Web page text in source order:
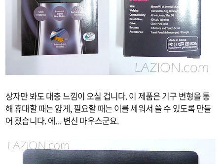
상자만 봐도 대충 느낌이 오실 겁니다. 이 제품은 기구 변형을 통
해 휴대할 때는 얇게, 필요할 때는 이를 세워서 쓸 수 있도록 만들
어 졌습니다. 에... 변신 마우스군요.